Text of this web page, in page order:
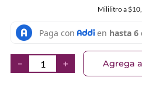
Mililitroa
＋
－ Agrega